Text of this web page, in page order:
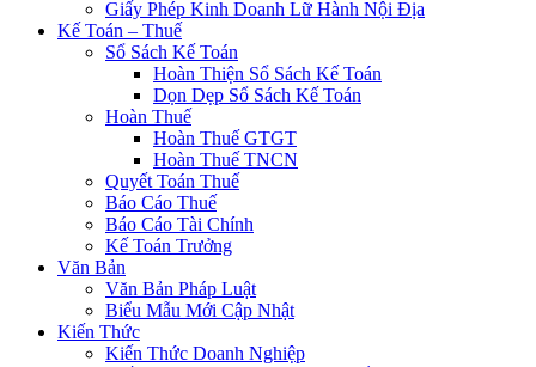
Giấy Phép Kinh Doanh Lữ Hành Nội Địa
Kế Toán – Thuế
Sổ Sách Kế Toán
Hoàn Thiện Sổ Sách Kế Toán
Dọn Dẹp Sổ Sách Kế Toán
Hoàn Thuế
Hoàn Thuế GTGT
Hoàn Thuế TNCN
Quyết Toán Thuế
Báo Cáo Thuế
Báo Cáo Tài Chính
Kế Toán Trưởng
Văn Bản
Văn Bản Pháp Luật
Biểu Mẫu Mới Cập Nhật
Kiến Thức
Kiến Thức Doanh Nghiệp